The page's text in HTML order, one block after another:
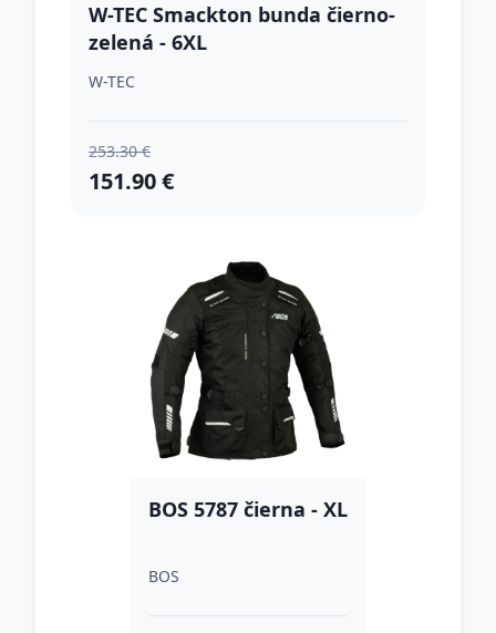
W-TEC Smackton bunda čierno-
zelená - 6XL
W-TEC
253.30 €
151.90 €
BOS 5787 čierna - XL
BOS